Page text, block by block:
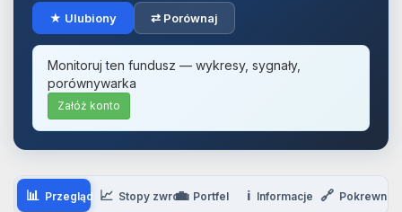
★ Ulubiony ⇄ Porównaj
Monitoruj ten fundusz — wykresy, sygnały,
porównywarka
Załóż konto
📊 Przegląd 📈 Stopy zwrotu
💼 Portfel ℹ️ Informacje 🔗 Pokrewne